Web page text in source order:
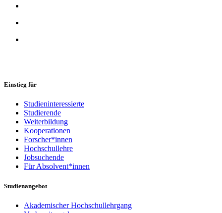
Einstieg für
Studieninteressierte
Studierende
Weiterbildung
Kooperationen
Forscher*innen
Hochschullehre
Jobsuchende
Für Absolvent*innen
Studienangebot
Akademischer Hochschullehrgang